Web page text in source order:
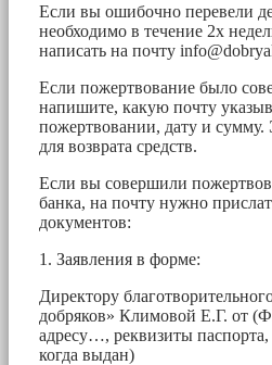
Если вы ошибочно перевели
необходимо в течение 2х
написать на почту
Если пожертвование было
напишите, какую почту
пожертвовании, дату и сумму.
для возврата средств.
Если вы совершили
банка, на почту нужно
документов:
1. Заявления в форме:
Директору
добряков» Климовой Е.Г. от
адресу…, реквизиты
когда выдан)